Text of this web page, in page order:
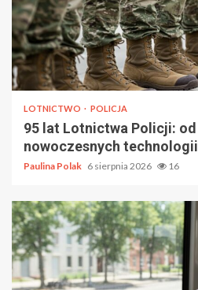
LOTNICTWO POLICJA
95 lat Lotnictwa Policji:
nowoczesnych technologii
Paulina Polak 6 sierpnia 2026 16